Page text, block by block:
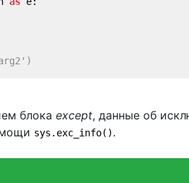
блока except, данные об
sys.exc_info().